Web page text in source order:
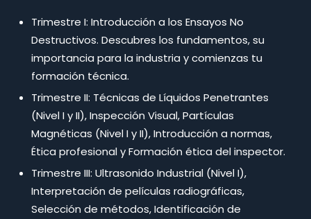
Trimestre I: Introducción a los Ensayos No
Destructivos. Descubres los fundamentos, su
importancia para la industria y comienzas tu
formación técnica.
Trimestre II: Técnicas de Líquidos Penetrantes
(Nivel I y II), Inspección Visual, Partículas
Magnéticas (Nivel I y II), Introducción a normas,
Ética profesional y Formación ética del inspector.
Trimestre III: Ultrasonido Industrial (Nivel I),
Interpretación de películas radiográficas,
Selección de métodos, Identificación de